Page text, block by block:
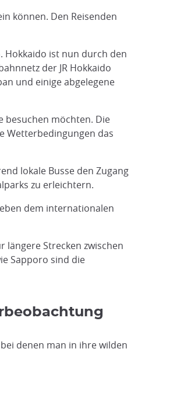
können. Den Reisenden
Hokkaido ist nun durch den
der JR Hokkaido
und einige abgelegene
besuchen möchten. Die
Wetterbedingungen das
lokale Busse den Zugang
zu erleichtern.
dem internationalen
längere Strecken zwischen
Sapporo sind die
denen man in ihre wilden